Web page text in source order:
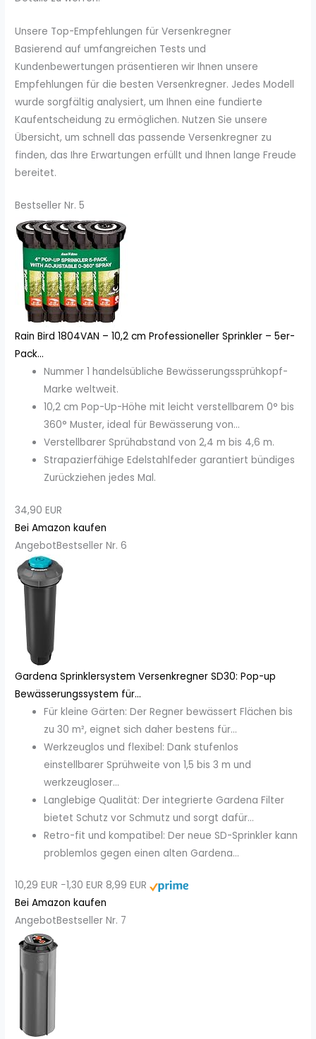
Unsere Top-Empfehlungen für Versenkregner
Basierend auf umfangreichen Tests und
Kundenbewertungen präsentieren wir Ihnen unsere
Empfehlungen für die besten Versenkregner. Jedes Modell
wurde sorgfältig analysiert, um Ihnen eine fundierte
Kaufentscheidung zu ermöglichen. Nutzen Sie unsere
Übersicht, um schnell das passende Versenkregner zu
finden, das Ihre Erwartungen erfüllt und Ihnen lange Freude
bereitet.
Bestseller Nr. 5
Rain Bird 1804VAN – 10,2 cm Professioneller Sprinkler – 5er-
Pack...
Nummer 1 handelsübliche Bewässerungssprühkopf-
Marke weltweit.
10,2 cm Pop-Up-Höhe mit leicht verstellbarem 0° bis
360° Muster, ideal für Bewässerung von...
Verstellbarer Sprühabstand von 2,4 m bis 4,6 m.
Strapazierfähige Edelstahlfeder garantiert bündiges
Zurückziehen jedes Mal.
34,90 EUR
Bei Amazon kaufen
AngebotBestseller Nr. 6
Gardena Sprinklersystem Versenkregner SD30: Pop-up
Bewässerungssystem für...
Für kleine Gärten: Der Regner bewässert Flächen bis
zu 30 m², eignet sich daher bestens für...
Werkzeuglos und flexibel: Dank stufenlos
einstellbarer Sprühweite von 1,5 bis 3 m und
werkzeugloser...
Langlebige Qualität: Der integrierte Gardena Filter
bietet Schutz vor Schmutz und sorgt dafür...
Retro-fit und kompatibel: Der neue SD-Sprinkler kann
problemlos gegen einen alten Gardena...
10,29 EUR −1,30 EUR 8,99 EUR
Bei Amazon kaufen
AngebotBestseller Nr. 7